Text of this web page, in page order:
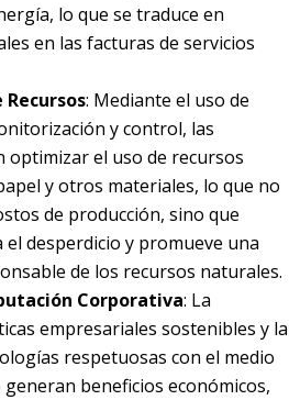
lo que se traduce en
en las facturas de servicios
: Mediante el uso de
y control, las
optimizar el uso de recursos
y otros materiales, lo que no
de producción, sino que
desperdicio y promueve una
de los recursos naturales.
Corporativa: La
empresariales sostenibles y la
respetuosas con el medio
beneficios económicos,